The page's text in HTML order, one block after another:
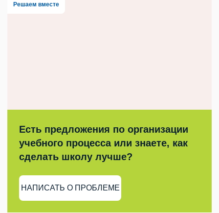
Решаем вместе
Есть предложения по организации
учебного процесса или знаете, как
сделать школу лучше?
НАПИСАТЬ О ПРОБЛЕМЕ